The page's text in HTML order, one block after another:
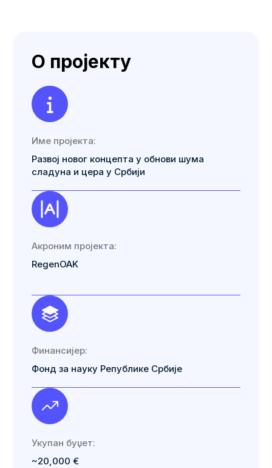
О пројекту
Име пројекта:
Развој новог концепта у обнови шума
сладуна и цера у Србији
Акроним пројекта:
RegenOAK
Финансијер:
Фонд за науку Републике Србије
Укупан буџет:
~20,000 €